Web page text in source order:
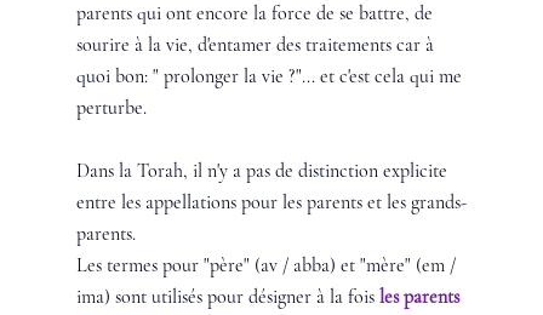
parents qui ont encore la force de se battre, de
sourire à la vie, d'entamer des traitements car à
quoi bon: " prolonger la vie ?"... et c'est cela qui me
perturbe.
Dans la Torah, il n'y a pas de distinction explicite
entre les appellations pour les parents et les grands-
parents.
Les termes pour "père" (av / abba) et "mère" (em /
ima) sont utilisés pour désigner à la fois les parents